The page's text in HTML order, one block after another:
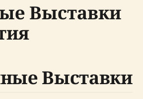
Выставки
Выставки